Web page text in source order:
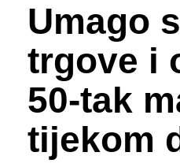
Umago
trgove i
50-tak
tijekom